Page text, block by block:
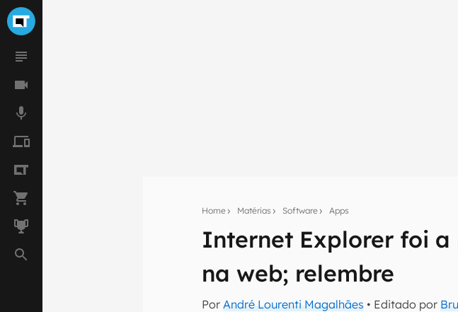
Home Matérias Software Apps
Internet Explorer foi
na web; relembre
PorAndré Lourenti Magalhães • Editado por
Seu resumo inteligente do mundo
Assine a newsletter do Canaltech e receba